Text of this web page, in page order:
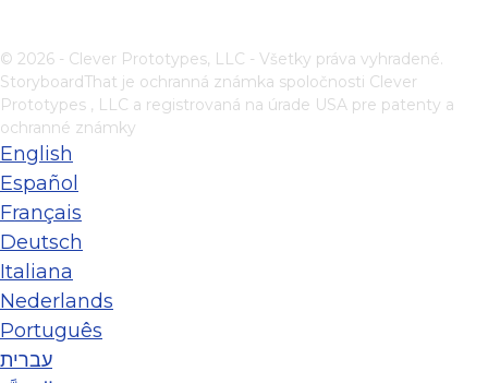
© 2026 - Clever Prototypes, LLC - Všetky práva vyhradené.
StoryboardThat je ochranná známka spoločnosti Clever
Prototypes , LLC a registrovaná na úrade USA pre patenty a
ochranné známky
English
Español
Français
Deutsch
Italiana
Nederlands
Português
עברית